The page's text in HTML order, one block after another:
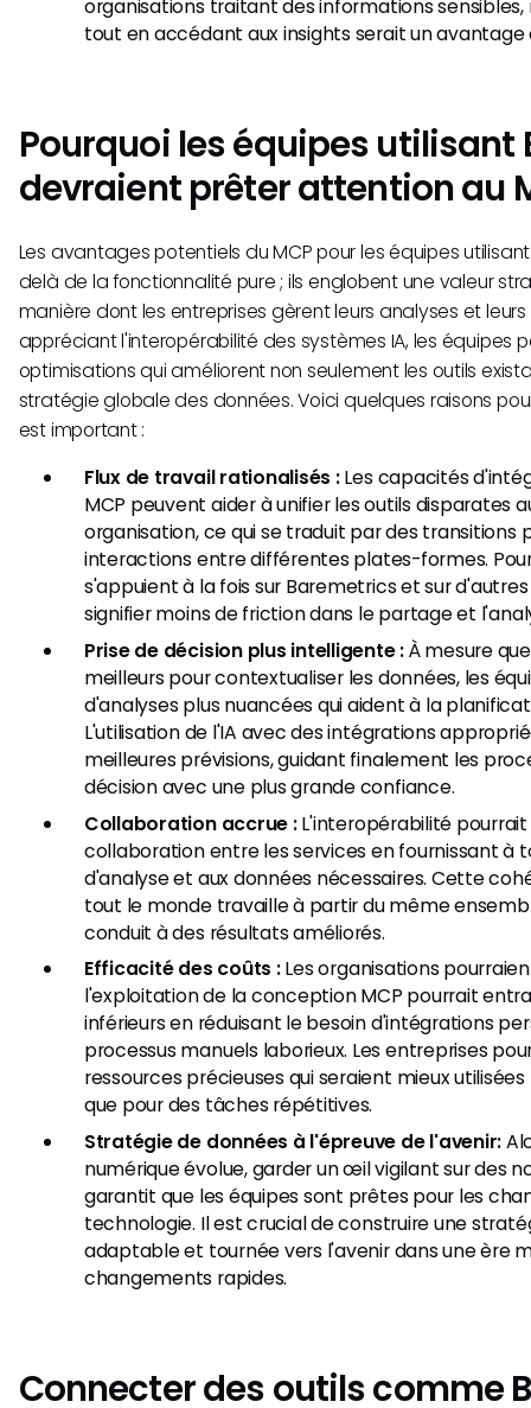
organisations traitant des informations
tout en accédant aux insights serait un avantage
Pourquoi les équipes utilisant
devraient prêter attention au
Les avantages potentiels du MCP pour les équipes
delà de la fonctionnalité pure ; ils englobent une valeur
manière dont les entreprises gèrent leurs analyses et leurs
appréciant l'interopérabilité des systèmes IA, les équipes
optimisations qui améliorent non seulement les outils
stratégie globale des données. Voici quelques raisons
est important :
Flux de travail rationalisés :Les capacités
MCP peuvent aider à unifier les outils disparates
organisation, ce qui se traduit par des transitions
interactions entre différentes plates-formes.
s'appuient à la fois sur Baremetrics et sur
signifier moins de friction dans le partage et
Prise de décision plus intelligente :À mesure
meilleurs pour contextualiser les données, les
d'analyses plus nuancées qui aident à la
L'utilisation de l'IA avec des intégrations
meilleures prévisions, guidant finalement les
décision avec une plus grande confiance.
Collaboration accrue :L'interopérabilité
collaboration entre les services en fournissant à
d'analyse et aux données nécessaires. Cette
tout le monde travaille à partir du même
conduit à des résultats améliorés.
Efficacité des coûts :Les organisations
l'exploitation de la conception MCP pourrait
inférieurs en réduisant le besoin d'intégrations
processus manuels laborieux. Les entreprises
ressources précieuses qui seraient mieux
que pour des tâches répétitives.
Stratégie de données à l'épreuve de l'avenir:
numérique évolue, garder un œil vigilant sur des
garantit que les équipes sont prêtes pour les
technologie. Il est crucial de construire une
adaptable et tournée vers l'avenir dans une ère
changements rapides.
Connecter des outils comme